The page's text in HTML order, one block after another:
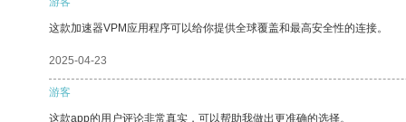
这款加速器VPM应用程序可以给你提供全球覆盖和最高安全性的连接。
2025-04-23
游客
这款app的用户评论非常真实，可以帮助我做出更准确的选择。